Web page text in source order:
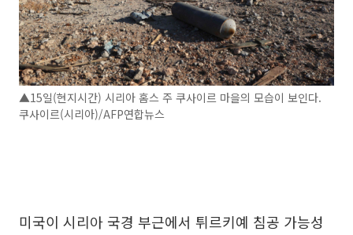
▲15일(현지시간) 시리아 홈스 주 쿠사이르 마을의 모습이 보인다.
쿠사이르(시리아)/AFP연합뉴스
미국이 시리아 국경 부근에서 튀르키예 침공 가능성